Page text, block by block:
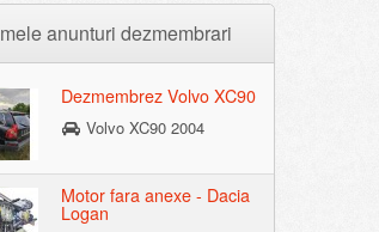
anunturi dezmembrari
Dezmembrez Volvo XC90
Volvo XC90 2004
Motor fara anexe - Dacia
Logan